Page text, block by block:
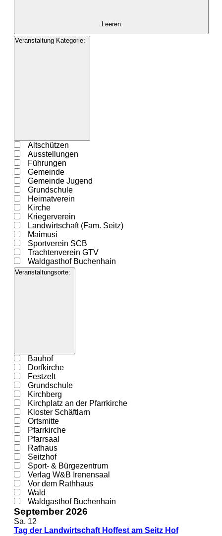
Leeren
Veranstaltung Kategorie:
Filter
schließen
Veranstaltung
Kategorie
Altschützen
Ausstellungen
Führungen
Gemeinde
Gemeinde Jugend
Grundschule
Heimatverein
Kirche
Kriegerverein
Landwirtschaft (Fam. Seitz)
Maimusi
Sportverein SCB
Trachtenverein GTV
Waldgasthof Buchenhain
Veranstaltungsorte:
Filter
schließen
Veranstaltungsorte
Bauhof
Dorfkirche
Festzelt
Grundschule
Kirchberg
Kirchplatz an der Pfarrkirche
Kloster Schäftlarn
Ortsmitte
Pfarrkirche
Pfarrsaal
Rathaus
Seitzhof
Sport- & Bürgezentrum
Verlag W&B Irenensaal
Vor dem Rathhaus
Wald
Waldgasthof Buchenhain
September 2026
Sa. 12
Tag der Landwirtschaft Hoffest am Seitz Hof